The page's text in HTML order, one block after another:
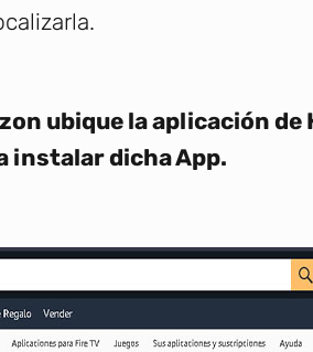
ubique la aplicación de
instalar dicha App.